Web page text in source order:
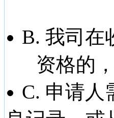
B. 我司在
资格的
C. 申请人